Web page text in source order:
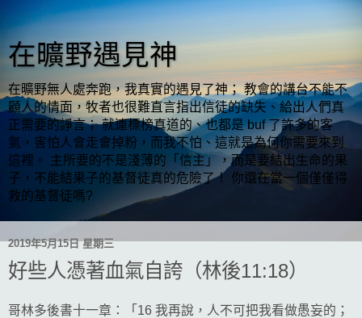
在曠野遇見神
在曠野無人處奔跑，我真實的遇見了神； 教會的講台不能不
顧人的情面，牧者也很難直言指出信徒的缺失、給出人們真
正需要的諍言； 就連標榜真道的、也都是 buf 了許多的客
氣，害怕人會走會掉粉，而我不怕、這就是為何你需要來到
這裡。 主所要的不是淺薄的「信主」，而是要結出生命的果
子，不能結果子的基督徒真的危險了！ 你還在當一個僅僅得
救的基督徒嗎?
2019年5月15日 星期三
好些人憑著血氣自誇（林後11:18）
哥林多後書十一章：「16 我再說，人不可把我看做愚妄的；